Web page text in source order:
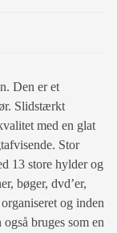
Den er et
Slidstærkt
med en glat
Stor
13 store hylder og
bøger, dvd’er,
og inden
bruges som en